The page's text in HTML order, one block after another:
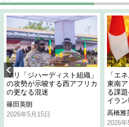
マリ「ジハーディスト組織」
の攻勢が示唆する西アフリカ
の更なる混迷
篠田英朗
2026年5月15日
「エ
東南
る課
イラ
高橋雅
2026年